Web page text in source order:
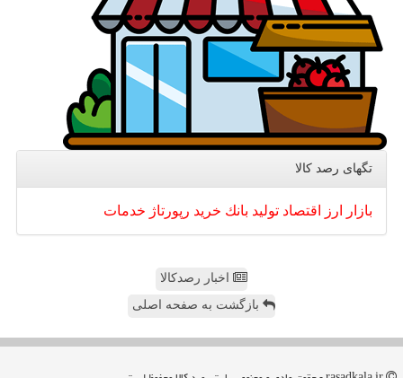
تگهای رصد كالا
بازار ارز اقتصاد تولید بانك خرید رپورتاژ خدمات
اخبار رصدکالا
بازگشت به صفحه اصلی